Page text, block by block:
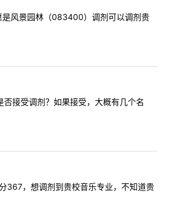
风景园林（083400）调剂可以调剂贵
接受调剂？如果接受，大概有几个名
367，想调剂到贵校音乐专业，不知道贵